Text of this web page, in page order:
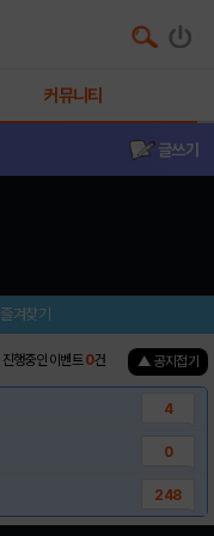
커뮤니티
글쓰기
즐겨찾기
진행중인 이벤트0건 ▲ 공지접기
4
0
248